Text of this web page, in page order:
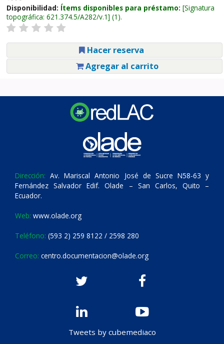
Disponibilidad: Ítems disponibles para préstamo: Signatura
topográfica: 621.374.5/A282/v.1 (1).
Hacer reserva
Agregar al carrito
Dirección: Av. Mariscal Antonio José de Sucre N58-63 y
Fernández Salvador Edif. Olade – San Carlos, Quito –
Ecuador.
Web: www.olade.org
Teléfono: (593 2) 259 8122 / 2598 280
Correo: centro.documentacion@olade.org
Tweets by cubemediaco